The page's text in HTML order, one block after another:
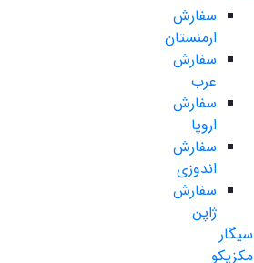
سفارش
ارمنستان
سفارش
عرب
سفارش
اروپا
سفارش
اندوزی
سفارش
ژاپن
سیگار
مکزیکو